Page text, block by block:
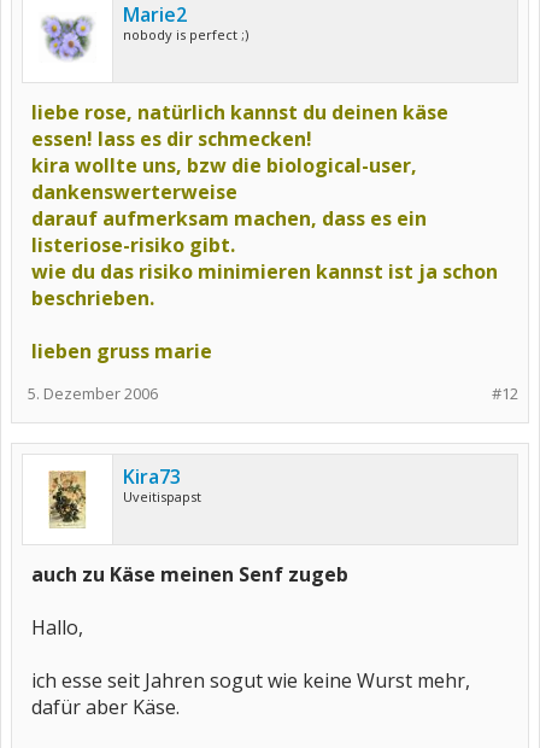
Marie2
nobody is perfect ;)
liebe rose, natürlich kannst du deinen käse
essen! lass es dir schmecken!
kira wollte uns, bzw die biological-user,
dankenswerterweise
darauf aufmerksam machen, dass es ein
listeriose-risiko gibt.
wie du das risiko minimieren kannst ist ja schon
beschrieben.
lieben gruss marie
#12
5. Dezember 2006
Kira73
Uveitispapst
auch zu Käse meinen Senf zugeb
Hallo,
ich esse seit Jahren sogut wie keine Wurst mehr,
dafür aber Käse.